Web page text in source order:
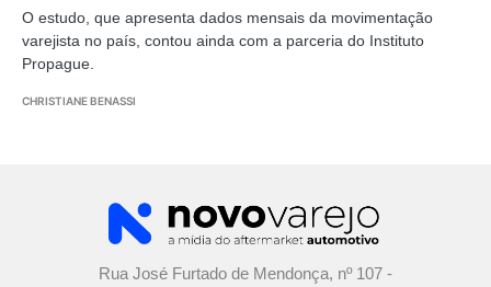
O estudo, que apresenta dados mensais da movimentação
varejista no país, contou ainda com a parceria do Instituto
Propague.
CHRISTIANE BENASSI
Rua José Furtado de Mendonça, nº 107 -